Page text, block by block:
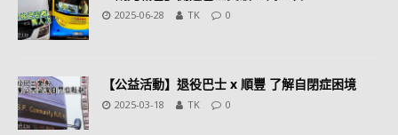
2025-06-28 TK 0
【公益活動】退役巴士 x 順豐 了解自閉症困境
2025-03-18 TK 0